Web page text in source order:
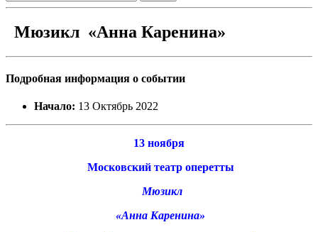
Мюзикл «Анна Каренина»
Подробная информация о событии
Начало: 13 Октябрь 2022
13 ноября
Московский театр оперетты
Мюзикл
«Анна Каренина»